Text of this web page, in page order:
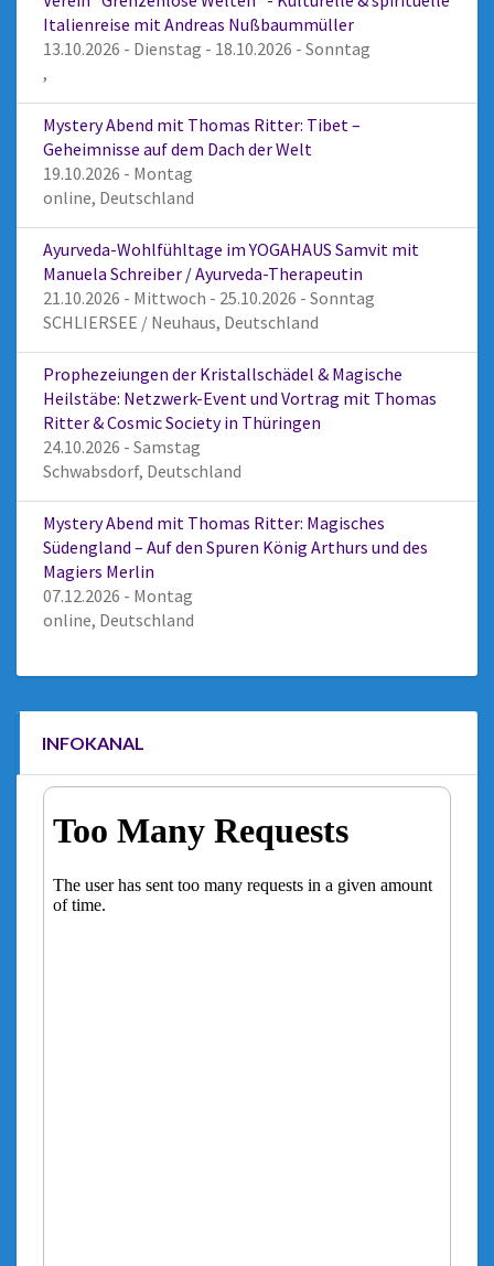
Italienreise mit Andreas Nußbaummüller
13.10.2026 - Dienstag - 18.10.2026 - Sonntag
,
Mystery Abend mit Thomas Ritter: Tibet –
Geheimnisse auf dem Dach der Welt
19.10.2026 - Montag
online, Deutschland
Ayurveda-Wohlfühltage im YOGAHAUS Samvit mit
Manuela Schreiber / Ayurveda-Therapeutin
21.10.2026 - Mittwoch - 25.10.2026 - Sonntag
SCHLIERSEE / Neuhaus, Deutschland
Prophezeiungen der Kristallschädel & Magische
Heilstäbe: Netzwerk-Event und Vortrag mit Thomas
Ritter & Cosmic Society in Thüringen
24.10.2026 - Samstag
Schwabsdorf, Deutschland
Mystery Abend mit Thomas Ritter: Magisches
Südengland – Auf den Spuren König Arthurs und des
Magiers Merlin
07.12.2026 - Montag
online, Deutschland
INFOKANAL